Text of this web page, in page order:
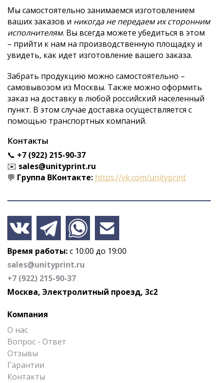
Мы самостоятельно занимаемся изготовлением
ваших заказов и никогда не передаем их сторонним
исполнителям. Вы всегда можете убедиться в этом
– прийти к нам на производственную площадку и
увидеть, как идет изготовление вашего заказа.
Забрать продукцию можно самостоятельно –
самовывозом из Москвы. Также можно оформить
заказ на доставку в любой российский населенный
пункт. В этом случае доставка осуществляется с
помощью транспортных компаний.
Контакты
📞 +7 (922) 215-90-37
✉️ sales@unityprint.ru
💬 Группа ВКонтакте: https://vk.com/unityprint
Время работы:с 10:00 до 19:00
sales@unityprint.ru
+7 (922) 215-90-37
Москва, Электролитный проезд, 3с2
Компания
О нас
Вопрос - Ответ
Отзывы
Гарантии
Контакты